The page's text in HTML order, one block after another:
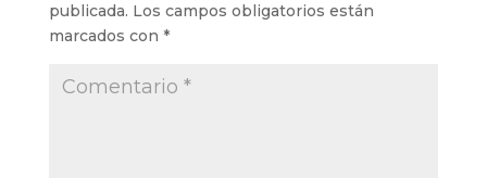
publicada. Los campos obligatorios están
marcados con *